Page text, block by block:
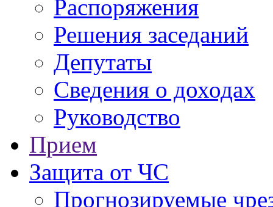
Распоряжения
Решения заседаний
Депутаты
Сведения о доходах
Руководство
Прием
Защита от ЧС
Прогнозируемые